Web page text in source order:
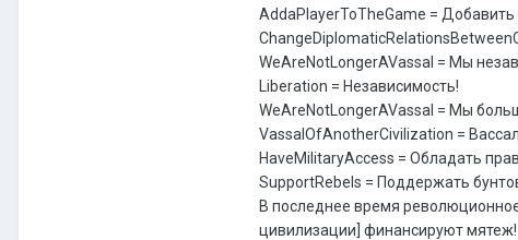
AddaPlayerToTheGame = Добавить
WeAreNotLongerAVassal = Мы
Liberation = Независимость!
WeAreNotLongerAVassal = Мы
VassalOfAnotherCivilization =
HaveMilitaryAccess = Обладать
SupportRebels = Поддержать
В последнее время
цивилизации] финансируют мятеж!